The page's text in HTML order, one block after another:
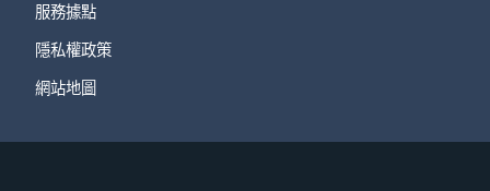
服務據點
隱私權政策
網站地圖